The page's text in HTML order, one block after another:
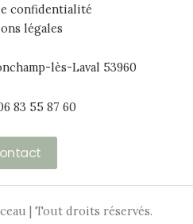
confidentialité
légales
lès-Laval 53960
83 55 87 60
| Tout droits réservés.